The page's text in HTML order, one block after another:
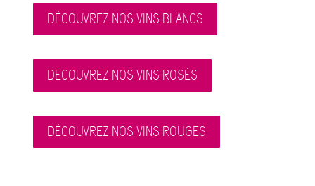
DÉCOUVREZ NOS VINS BLANCS
DÉCOUVREZ NOS VINS ROSÉS
DÉCOUVREZ NOS VINS ROUGES